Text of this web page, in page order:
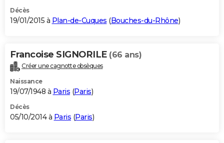
Décès
19/01/2015 à Plan-de-Cuques (Bouches-du-Rhône)
Francoise SIGNORILE (66 ans)
Créer une cagnotte obsèques
Naissance
19/07/1948 à Paris (Paris)
Décès
05/10/2014 à Paris (Paris)